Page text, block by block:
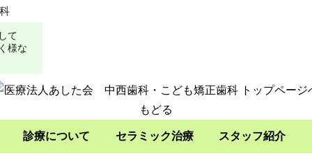
て
様な
診療について セラミック治療 スタッフ紹介